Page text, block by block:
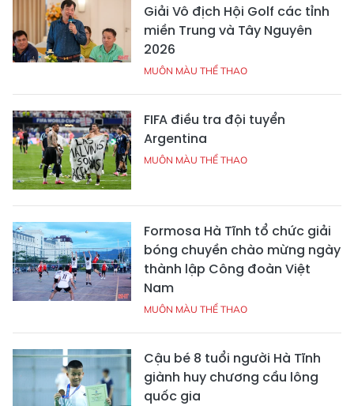
Giải Vô địch Hội Golf các tỉnh
miền Trung và Tây Nguyên
2026
MUÔN MÀU THỂ THAO
FIFA điều tra đội tuyển
Argentina
MUÔN MÀU THỂ THAO
Formosa Hà Tĩnh tổ chức giải
bóng chuyền chào mừng ngày
thành lập Công đoàn Việt
Nam
MUÔN MÀU THỂ THAO
Cậu bé 8 tuổi người Hà Tĩnh
giành huy chương cầu lông
quốc gia